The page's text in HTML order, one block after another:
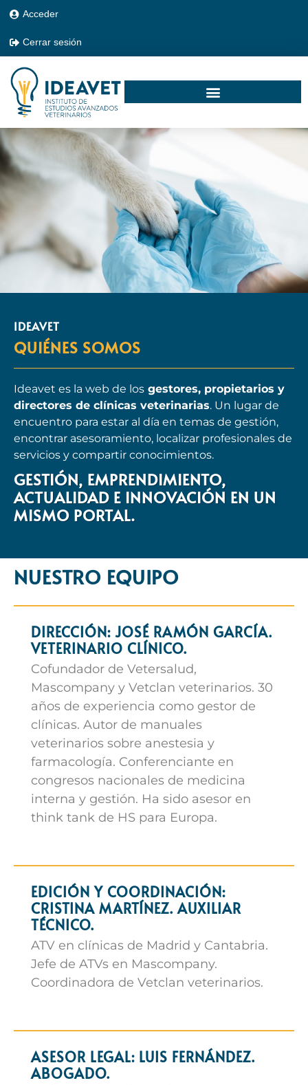
Acceder
Cerrar sesión
IDEAVET
QUIÉNES SOMOS
Ideavet es la web de los gestores, propietarios y
directores de clínicas veterinarias. Un lugar de
encuentro para estar al día en temas de gestión,
encontrar asesoramiento, localizar profesionales de
servicios y compartir conocimientos.
GESTIÓN, EMPRENDIMIENTO,
ACTUALIDAD E INNOVACIÓN EN UN
MISMO PORTAL.
NUESTRO EQUIPO
DIRECCIÓN: JOSÉ RAMÓN GARCÍA.
VETERINARIO CLÍNICO.
Cofundador de Vetersalud,
Mascompany y Vetclan veterinarios. 30
años de experiencia como gestor de
clínicas. Autor de manuales
veterinarios sobre anestesia y
farmacología. Conferenciante en
congresos nacionales de medicina
interna y gestión. Ha sido asesor en
think tank de HS para Europa.
EDICIÓN Y COORDINACIÓN:
CRISTINA MARTÍNEZ. AUXILIAR
TÉCNICO.
ATV en clínicas de Madrid y Cantabria.
Jefe de ATVs en Mascompany.
Coordinadora de Vetclan veterinarios.
ASESOR LEGAL: LUIS FERNÁNDEZ.
ABOGADO.